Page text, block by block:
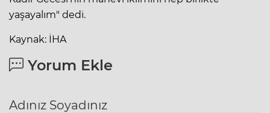
yaşayalım" dedi.
Kaynak: İHA
Yorum Ekle
Adınız Soyadınız